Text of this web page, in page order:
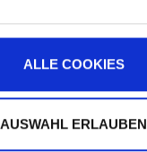
ALLE COOKIES
AUSWAHL ERLAUBEN